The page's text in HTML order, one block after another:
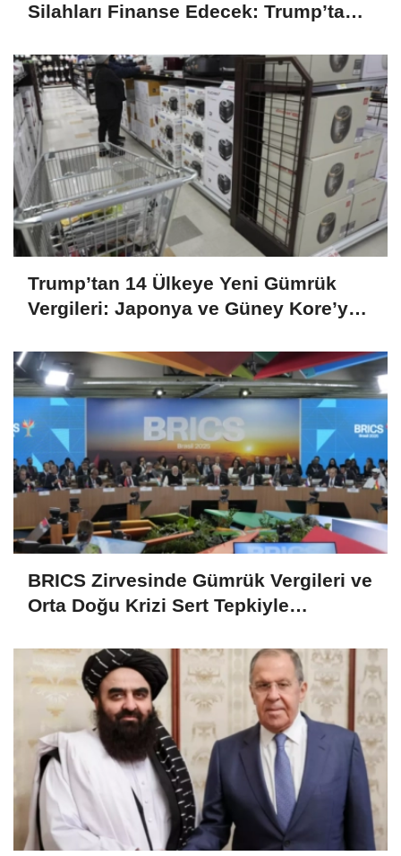
Silahları Finanse Edecek: Trump’tan
Trump’tan 14 Ülkeye Yeni Gümrük
Vergileri: Japonya ve Güney Kore’ye
BRICS Zirvesinde Gümrük Vergileri ve
Orta Doğu Krizi Sert Tepkiyle